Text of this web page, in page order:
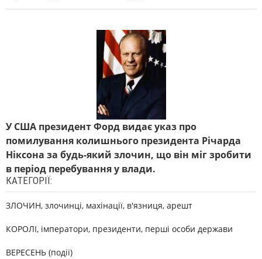
У США президент Форд видає указ про
помилування колишнього президента Річарда
Ніксона за будь-який злочин, що він міг зробити
в період перебування у влади.
КАТЕГОРІЇ:
ЗЛОЧИН, злочинці, махінації, в'язниця, арешт
КОРОЛІ, імператори, президенти, перші особи держави
ВЕРЕСЕНЬ (події)